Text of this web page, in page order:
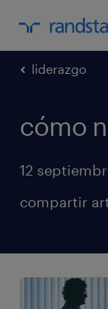
liderazgo
cómo
12
compartir